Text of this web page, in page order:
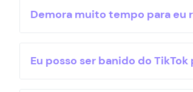
Demora muito tempo para eu
Eu posso ser banido do